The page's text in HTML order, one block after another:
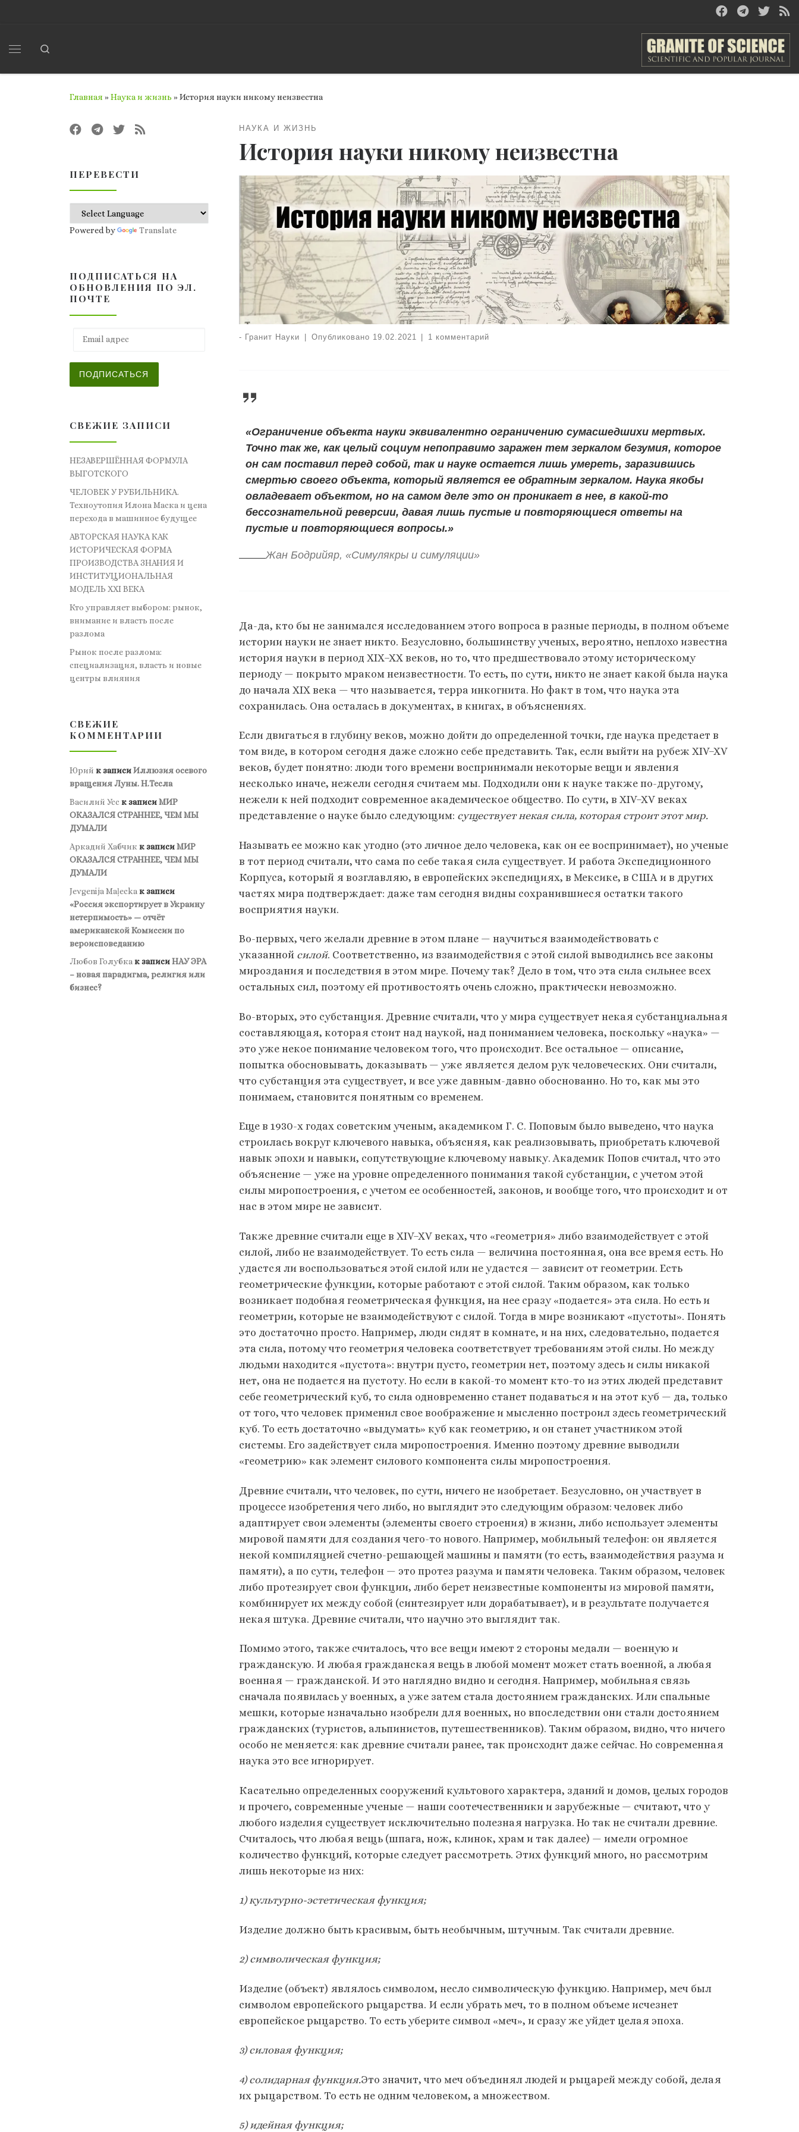
Главная »Наука и жизнь »История науки никому неизвестна
НАУКА И ЖИЗНЬ
История науки никому неизвестна
- Гранит Науки Опубликовано 19.02.2021 1 комментарий
«Ограничение объекта науки эквивалентно ограничению сумасшедшихи мертвых.
Точно так же, как целый социум непоправимо заражен тем зеркалом безумия, которое
он сам поставил перед собой, так и науке остается лишь умереть, заразившись
смертью своего объекта, который является ее обратным зеркалом. Наука якобы
овладевает объектом, но на самом деле это он проникает в нее, в какой-то
бессознательной реверсии, давая лишь пустые и повторяющиеся ответы на
пустые и повторяющиеся вопросы.»
Жан Бодрийяр, «Симулякры и симуляции»
Да-да, кто бы не занимался исследованием этого вопроса в разные периоды, в полном объеме
истории науки не знает никто. Безусловно, большинству ученых, вероятно, неплохо известна
история науки в период XIX–XX веков, но то, что предшествовало этому историческому
периоду — покрыто мраком неизвестности. То есть, по сути, никто не знает какой была наука
до начала XIX века — что называется, терра инкогнита. Но факт в том, что наука эта
сохранилась. Она осталась в документах, в книгах, в объяснениях.
Если двигаться в глубину веков, можно дойти до определенной точки, где наука предстает в
том виде, в котором сегодня даже сложно себе представить. Так, если выйти на рубеж XIV–XV
веков, будет понятно: люди того времени воспринимали некоторые вещи и явления
несколько иначе, нежели сегодня считаем мы. Подходили они к науке также по-другому,
нежели к ней подходит современное академическое общество. По сути, в XIV–XV веках
представление о науке было следующим: существует некая сила, которая строит этот мир.
Называть ее можно как угодно (это личное дело человека, как он ее воспринимает), но ученые
в тот период считали, что сама по себе такая сила существует. И работа Экспедиционного
Корпуса, который я возглавляю, в европейских экспедициях, в Мексике, в США и в других
частях мира подтверждает: даже там сегодня видны сохранившиеся остатки такого
восприятия науки.
Во-первых, чего желали древние в этом плане — научиться взаимодействовать с
указанной силой. Соответственно, из взаимодействия с этой силой выводились все законы
мироздания и последствия в этом мире. Почему так? Дело в том, что эта сила сильнее всех
остальных сил, поэтому ей противостоять очень сложно, практически невозможно.
Во-вторых, это субстанция. Древние считали, что у мира существует некая субстанциальная
составляющая, которая стоит над наукой, над пониманием человека, поскольку «наука» —
это уже некое понимание человеком того, что происходит. Все остальное — описание,
попытка обосновывать, доказывать — уже является делом рук человеческих. Они считали,
что субстанция эта существует, и все уже давным-давно обоснованно. Но то, как мы это
понимаем, становится понятным со временем.
Еще в 1930-х годах советским ученым, академиком Г. С. Поповым было выведено, что наука
строилась вокруг ключевого навыка, объясняя, как реализовывать, приобретать ключевой
навык эпохи и навыки, сопутствующие ключевому навыку. Академик Попов считал, что это
объяснение — уже на уровне определенного понимания такой субстанции, с учетом этой
силы миропостроения, с учетом ее особенностей, законов, и вообще того, что происходит и от
нас в этом мире не зависит.
Также древние считали еще в XIV–XV веках, что «геометрия» либо взаимодействует с этой
силой, либо не взаимодействует. То есть сила — величина постоянная, она все время есть. Но
удастся ли воспользоваться этой силой или не удастся — зависит от геометрии. Есть
геометрические функции, которые работают с этой силой. Таким образом, как только
возникает подобная геометрическая функция, на нее сразу «подается» эта сила. Но есть и
геометрии, которые не взаимодействуют с силой. Тогда в мире возникают «пустоты». Понять
это достаточно просто. Например, люди сидят в комнате, и на них, следовательно, подается
эта сила, потому что геометрия человека соответствует требованиям этой силы. Но между
людьми находится «пустота»: внутри пусто, геометрии нет, поэтому здесь и силы никакой
нет, она не подается на пустоту. Но если в какой-то момент кто-то из этих людей представит
себе геометрический куб, то сила одновременно станет подаваться и на этот куб — да, только
от того, что человек применил свое воображение и мысленно построил здесь геометрический
куб. То есть достаточно «выдумать» куб как геометрию, и он станет участником этой
системы. Его задействует сила миропостроения. Именно поэтому древние выводили
«геометрию» как элемент силового компонента силы миропостроения.
Древние считали, что человек, по сути, ничего не изобретает. Безусловно, он участвует в
процессе изобретения чего либо, но выглядит это следующим образом: человек либо
адаптирует свои элементы (элементы своего строения) в жизни, либо использует элементы
мировой памяти для создания чего-то нового. Например, мобильный телефон: он является
некой компиляцией счетно-решающей машины и памяти (то есть, взаимодействия разума и
памяти), а по сути, телефон — это протез разума и памяти человека. Таким образом, человек
либо протезирует свои функции, либо берет неизвестные компоненты из мировой памяти,
комбинирует их между собой (синтезирует или дорабатывает), и в результате получается
некая штука. Древние считали, что научно это выглядит так.
Помимо этого, также считалось, что все вещи имеют 2 стороны медали — военную и
гражданскую. И любая гражданская вещь в любой момент может стать военной, а любая
военная — гражданской. И это наглядно видно и сегодня. Например, мобильная связь
сначала появилась у военных, а уже затем стала достоянием гражданских. Или спальные
мешки, которые изначально изобрели для военных, но впоследствии они стали достоянием
гражданских (туристов, альпинистов, путешественников). Таким образом, видно, что ничего
особо не меняется: как древние считали ранее, так происходит даже сейчас. Но современная
наука это все игнорирует.
Касательно определенных сооружений культового характера, зданий и домов, целых городов
и прочего, современные ученые — наши соотечественники и зарубежные — считают, что у
любого изделия существует исключительно полезная нагрузка. Но так не считали древние.
Считалось, что любая вещь (шпага, нож, клинок, храм и так далее) — имели огромное
количество функций, которые следует рассмотреть. Этих функций много, но рассмотрим
лишь некоторые из них:
1) культурно-эстетическая функция;
Изделие должно быть красивым, быть необычным, штучным. Так считали древние.
2) символическая функция;
Изделие (объект) являлось символом, несло символическую функцию. Например, меч был
символом европейского рыцарства. И если убрать меч, то в полном объеме исчезнет
европейское рыцарство. То есть уберите символ «меч», и сразу же уйдет целая эпоха.
3) силовая функция;
4) солидарная функция.Это значит, что меч объединял людей и рыцарей между собой, делая
их рыцарством. То есть не одним человеком, а множеством.
5) идейная функция;
ПЕРЕВЕСТИ
Powered by Translate
ПОДПИСАТЬСЯ НА
ОБНОВЛЕНИЯ ПО ЭЛ.
ПОЧТЕ
ПОДПИСАТЬСЯ
СВЕЖИЕ ЗАПИСИ
НЕЗАВЕРШЁННАЯ ФОРМУЛА
ВЫГОТСКОГО
ЧЕЛОВЕК У РУБИЛЬНИКА.
Техноутопия Илона Маска и цена
перехода в машинное будущее
АВТОРСКАЯ НАУКА КАК
ИСТОРИЧЕСКАЯ ФОРМА
ПРОИЗВОДСТВА ЗНАНИЯ И
ИНСТИТУЦИОНАЛЬНАЯ
МОДЕЛЬ XXI ВЕКА
Кто управляет выбором: рынок,
внимание и власть после
разлома
Рынок после разлома:
специализация, власть и новые
центры влияния
СВЕЖИЕ
КОММЕНТАРИИ
Юрий к записиИллюзия осевого
вращения Луны. Н.Тесла
Василий Усс к записиМИР
ОКАЗАЛСЯ СТРАННЕЕ, ЧЕМ МЫ
ДУМАЛИ
Аркадий Хабчик к записиМИР
ОКАЗАЛСЯ СТРАННЕЕ, ЧЕМ МЫ
ДУМАЛИ
Jevgenija Maļecka к записи
«Россия экспортирует в Украину
нетерпимость» — отчёт
американской Комиссии по
вероисповеданию
Любов Голубкак записиНАУ ЭРА
– новая парадигма, религия или
бизнес?